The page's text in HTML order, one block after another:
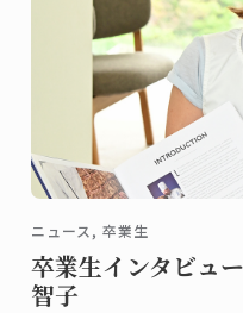
ニュース, 卒業生
卒業生インタビュ
智子